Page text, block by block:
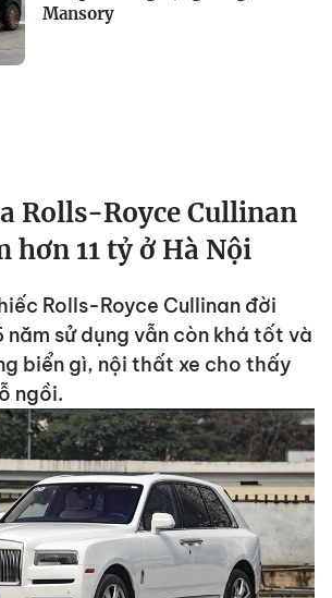
Mansory
Rolls-Royce Cullinan
hơn 11 tỷ ở Hà Nội
Rolls-Royce Cullinan đời
năm sử dụng vẫn còn khá tốt và
biển gì, nội thất xe cho thấy
ngồi.